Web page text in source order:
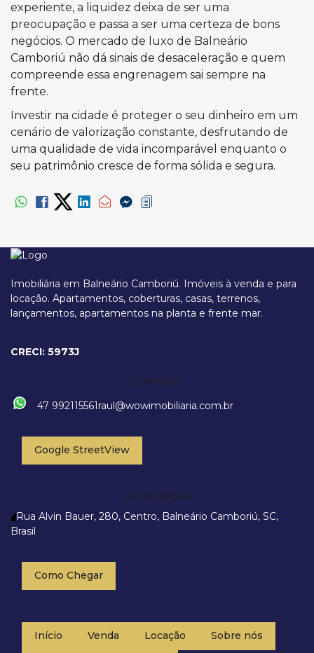
experiente, a liquidez deixa de ser uma
preocupação e passa a ser uma certeza de bons
negócios. O mercado de luxo de Balneário
Camboriú não dá sinais de desaceleração e quem
compreende essa engrenagem sai sempre na
frente.
Investir na cidade é proteger o seu dinheiro em um
cenário de valorização constante, desfrutando de
uma qualidade de vida incomparável enquanto o
seu patrimônio cresce de forma sólida e segura.
Imobiliária em Balneário Camboriú. Imóveis à venda e para
locação. Apartamentos, coberturas, casas, terrenos,
lançamentos, apartamentos na planta e frente mar.
CRECI: 5973J
Contato
47 992115561raul@wowimobiliaria.com.br
Google StreetView
Localização
Rua Alvin Bauer, 280, Centro, Balneário Camboriú, SC,
Brasil
Como Chegar
Início Venda Locação Sobre nós